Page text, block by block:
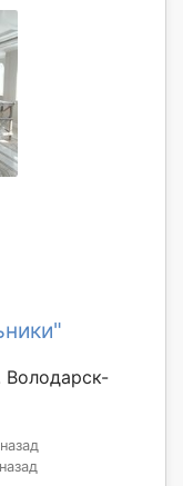
Володарск-